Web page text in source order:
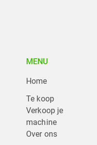
MENU
Home
Te koop
Verkoop je
machine
Over ons